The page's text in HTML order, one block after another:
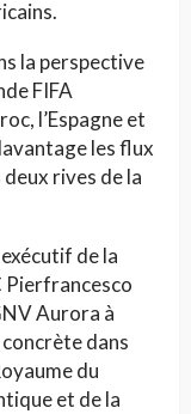
la perspective
FIFA
l’Espagne et
les flux
rives de la
de la
Pierfrancesco
Aurora à
dans
du
et de la